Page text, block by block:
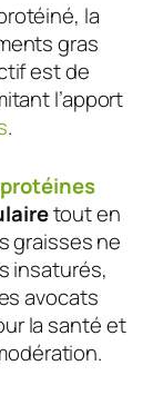
la
gras
est de
l’apport
.
protéines
tout en
graisses ne
insaturés,
avocats
la santé et